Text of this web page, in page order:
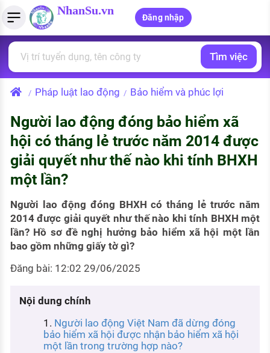
NhanSu.vn
Đăng nhập
Tìm việc làm
Việc làm ngành luật
Việc làm lương cao
Việc làm tốt nhất
CÔNG TY
Danh sách nhà tuyển dụng
Nhà tuyển dụng hàng đầu
Quản lý CV
Tải CV lên
Tạo CV trực tuyến
MẪU CV THEO STYLE
Mẫu CV đơn giản
Mẫu CV hiện đại
Tính lương Gross - Net
Tính thuế thu nhập cá nhân
Tính trợ cấp thất nghiệp
PHÁP LUẬT VIỆT NAM
Văn bản pháp luật
PHÁP LUẬT LAO ĐỘNG
Lao động và tiền lương
Bảo hiểm và phúc lợi
Thuế thu nhập
Hồ sơ biểu mẫu
Tử vi nghề nghiệp
Kỹ năng nghề nghiệp
HƯỚNG NGHIỆP VIỆC LÀM
Tìm việc
/ Pháp luật lao động / Bảo hiểm và phúc lợi
Người lao động đóng bảo hiểm xã
hội có tháng lẻ trước năm 2014 được
giải quyết như thế nào khi tính BHXH
một lần?
Người lao động đóng BHXH có tháng lẻ trước năm
2014 được giải quyết như thế nào khi tính BHXH một
lần? Hồ sơ đề nghị hưởng bảo hiểm xã hội một lần
bao gồm những giấy tờ gì?
Đăng bài: 12:02 29/06/2025
Nội dung chính
Người lao động Việt Nam đã dừng đóng
bảo hiểm xã hội được nhận bảo hiểm xã hội
một lần trong trường hợp nào?